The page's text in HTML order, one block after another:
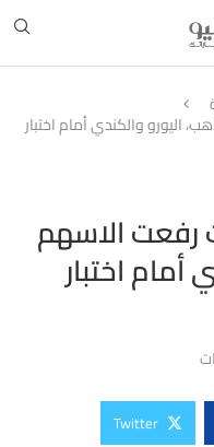
اليورو والكندي أمام اختبار
رفعت الاسهم
أمام اختبار
Twitter